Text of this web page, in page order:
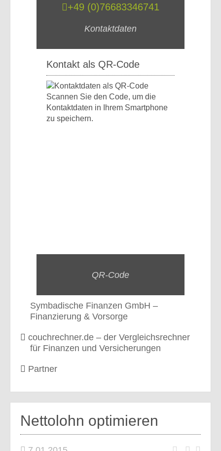
+49 (0)76683346741
Kontaktdaten
Kontakt als QR-Code
Scannen Sie den Code, um die
Kontaktdaten in Ihrem Smartphone
zu speichern.
QR-Code
Symbadische Finanzen GmbH –
Finanzierung & Vorsorge
couchrechner.de – der Vergleichsrechner
für Finanzen und Versicherungen
Partner
Nettolohn optimieren